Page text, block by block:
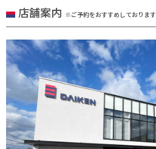
店舗案内 ※ご予約をおすすめしております